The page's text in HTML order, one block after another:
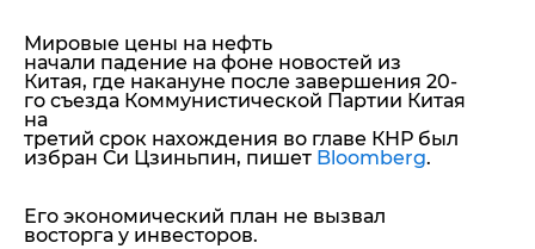
Мировые цены на нефть
начали падение на фоне новостей из
Китая, где накануне после завершения 20-
го съезда Коммунистической Партии Китая
на
третий срок нахождения во главе КНР был
избран Си Цзиньпин, пишет Bloomberg.
Его экономический план не вызвал
восторга у инвесторов.